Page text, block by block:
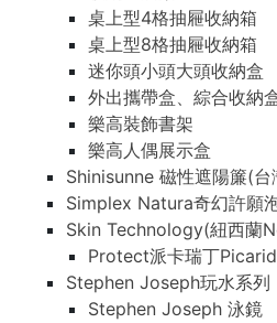
桌上型4格抽屜收納箱
桌上型8格抽屜收納箱
迷你頭小頭大頭收納盒
外出攜帶盒、綜合收納
樂高裝飾書架
樂高人偶展示盒
Shinisunne 磁性遮陽簾(台
Simplex Natura奇幻許願
Skin Technology(紐西蘭
Protect派卡瑞丁
Stephen Joseph玩水系列
Stephen Joseph 泳鏡